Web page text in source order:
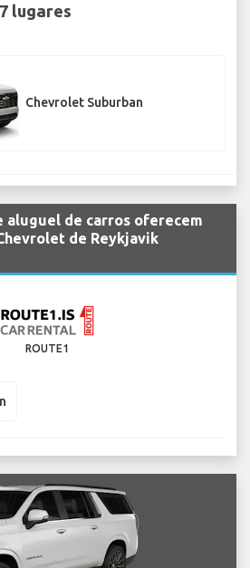
lugares
Chevrolet Suburban
aluguel de carros oferecem
de Reykjavik
ROUTE1